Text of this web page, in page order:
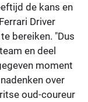
de kans en
Driver
bereiken. "Dus
en deel
moment
over
oud-coureur